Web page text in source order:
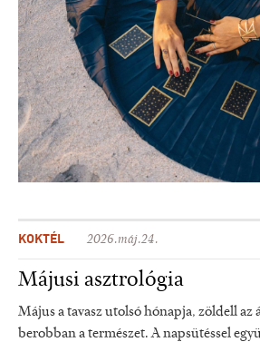
KOKTÉL 2026.máj.24.
Májusi asztrológia
Május a tavasz utolsó hónapja, zöldell az
berobban a természet. A napsütéssel